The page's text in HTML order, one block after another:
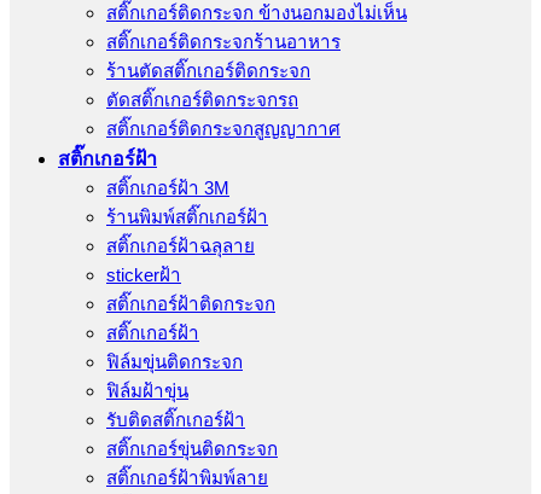
สติ๊กเกอร์ติดกระจก ข้างนอกมองไม่เห็น
สติ๊กเกอร์ติดกระจกร้านอาหาร
ร้านตัดสติ๊กเกอร์ติดกระจก
ตัดสติ๊กเกอร์ติดกระจกรถ
สติ๊กเกอร์ติดกระจกสูญญากาศ
สติ๊กเกอร์ฝ้า
สติ๊กเกอร์ฝ้า 3M
ร้านพิมพ์สติ๊กเกอร์ฝ้า
สติ๊กเกอร์ฝ้าฉลุลาย
stickerฝ้า
สติ๊กเกอร์ฝ้าติดกระจก
สติ๊กเกอร์ฝ้า
ฟิล์มขุ่นติดกระจก
ฟิล์มฝ้าขุ่น
รับติดสติ๊กเกอร์ฝ้า
สติ๊กเกอร์ขุ่นติดกระจก
สติ๊กเกอร์ฝ้าพิมพ์ลาย